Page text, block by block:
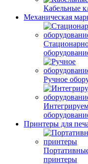
Кабельные
Механическая
Ручное
Принтеры для
принтеры